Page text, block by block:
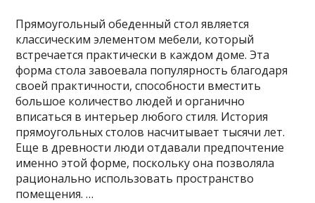
Прямоугольный обеденный стол является
классическим элементом мебели, который
встречается практически в каждом доме. Эта
форма стола завоевала популярность благодаря
своей практичности, способности вместить
большое количество людей и органично
вписаться в интерьер любого стиля. История
прямоугольных столов насчитывает тысячи лет.
Еще в древности люди отдавали предпочтение
именно этой форме, поскольку она позволяла
рационально использовать пространство
помещения. …